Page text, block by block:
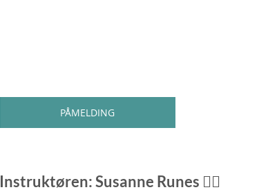
PÅMELDING
Instruktøren: Susanne Runes 🐕‍🦺